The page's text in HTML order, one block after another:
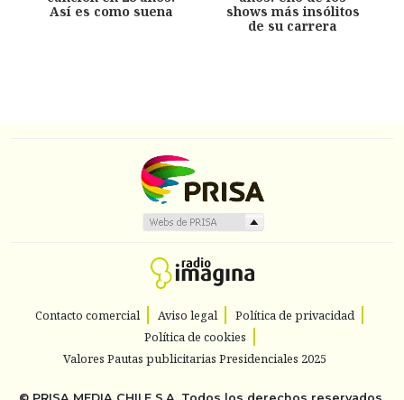
Así es como suena
shows más insólitos
de su carrera
Contacto comercial Aviso legal
Política de privacidad
Política de cookies
Valores Pautas publicitarias Presidenciales 2025